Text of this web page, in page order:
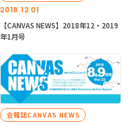
2018.12.01
【CANVAS NEWS】2018年12・2019
年1月号
会報誌CANVAS NEWS